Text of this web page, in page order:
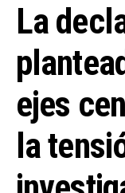
La
ejes
la